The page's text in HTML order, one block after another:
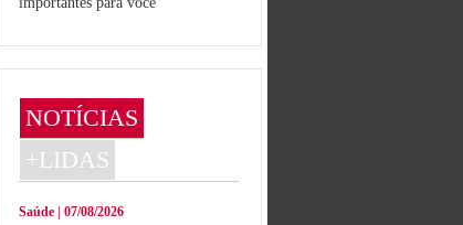
NOTÍCIAS
+LIDAS
Saúde | 07/08/2026